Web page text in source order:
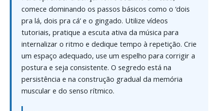
comece dominando os passos básicos como o ‘dois
pra lá, dois pra cá’ e o gingado. Utilize vídeos
tutoriais, pratique a escuta ativa da música para
internalizar o ritmo e dedique tempo à repetição. Crie
um espaço adequado, use um espelho para corrigir a
postura e seja consistente. O segredo está na
persistência e na construção gradual da memória
muscular e do senso rítmico.